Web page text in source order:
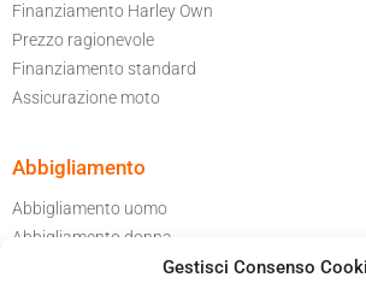
Gestisci Consenso
Finanziamento Harley Own
Prezzo ragionevole
Finanziamento standard
Assicurazione moto
Abbigliamento
Abbigliamento uomo
Abbigliamento donna